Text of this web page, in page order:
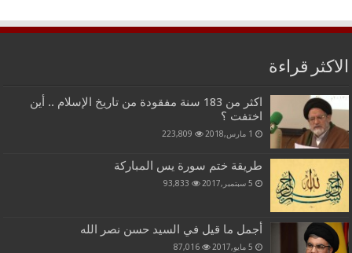
الاكثر قراءة
اكثر من 183 سنة مفقودة من تاريخ الإسلام .. أين
اختفت ؟
1 مارس,2018 223,809
طريقة ختم سورة يس المباركة
5 سبتمبر,2017 93,833
أجمل ما قيل في السيد حسن نصر الله
5 مايو,2017 87,016